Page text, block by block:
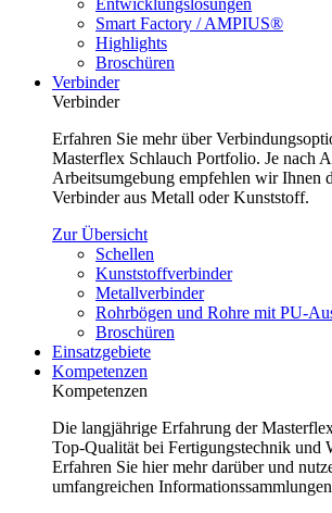
Entwicklungslösungen
Smart Factory / AMPIUS®
Highlights
Broschüren
Verbinder
Verbinder
Erfahren Sie mehr über
Masterflex Schlauch Portfolio. Je nach
Arbeitsumgebung empfehlen wir Ihnen
Verbinder aus Metall oder Kunststoff.
Zur Übersicht
Schellen
Kunststoffverbinder
Metallverbinder
Rohrbögen und Rohre mit PU-
Broschüren
Einsatzgebiete
Kompetenzen
Kompetenzen
Die langjährige Erfahrung der
Top-Qualität bei Fertigungstechnik und
Erfahren Sie hier mehr darüber und
umfangreichen